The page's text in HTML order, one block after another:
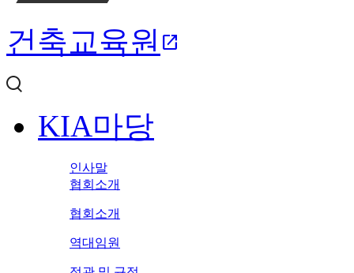
건축교육원 open_in_new
KIA마당
인사말
협회소개
협회소개
역대임원